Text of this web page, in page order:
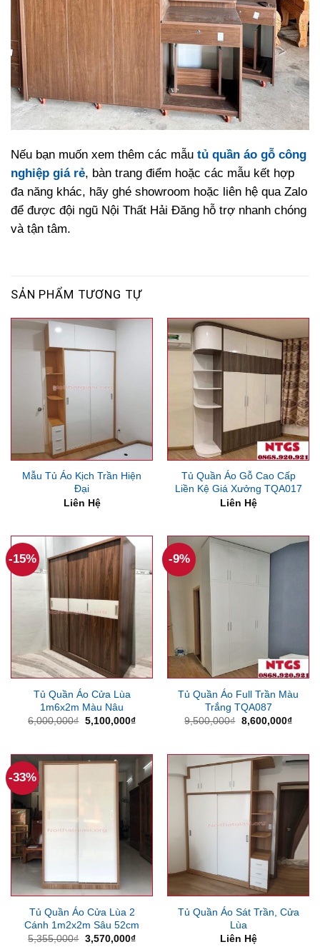
Nếu bạn muốn xem thêm các mẫu tủ quần áo gỗ công
nghiệp giá rẻ, bàn trang điểm hoặc các mẫu kết hợp
đa năng khác, hãy ghé showroom hoặc liên hệ qua Zalo
để được đội ngũ Nội Thất Hải Đăng hỗ trợ nhanh chóng
và tận tâm.
SẢN PHẨM TƯƠNG TỰ
Mẫu Tủ Áo Kịch Trần Hiện
Đại
Liên Hệ
Tủ Quần Áo Gỗ Cao Cấp
Liền Kệ Giá Xưởng TQA017
Liên Hệ
-15%
Tủ Quần Áo Cửa Lùa
1m6x2m Màu Nâu
6,000,000₫ Giá
5,100,000₫Giá
5,100,000₫.
-9%
Tủ Quần Áo Full Trần Màu
Trắng TQA087
9,500,000₫ Giá
8,600,000₫Giá
-33%
Tủ Quần Áo Cửa Lùa 2
Cánh 1m2x2m Sâu 52cm
5,355,000₫ Giá
3,570,000₫Giá
Tủ Quần Áo Sát Trần, Cửa
Lùa
Liên Hệ